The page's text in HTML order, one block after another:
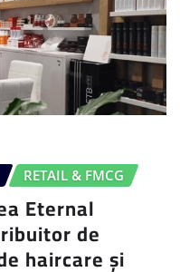
RETAIL & FMCG
Eternal
de
haircare și